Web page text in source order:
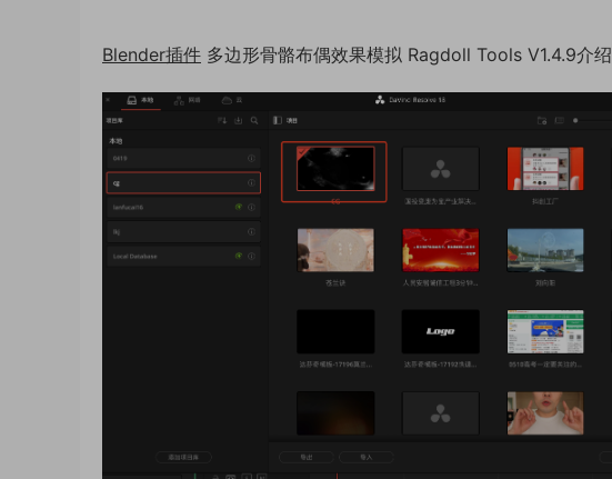
Blender插件 多边形骨骼布偶效果模拟 Ragdoll Tools V1.4.9介绍